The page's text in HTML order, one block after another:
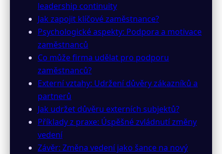
leadership continuity
Jak zapojit klíčové zaměstnance?
Psychologické aspekty: Podpora a motivace
zaměstnanců
Co může firma udělat pro podporu
zaměstnanců?
Externí vztahy: Udržení důvěry zákazníků a
partnerů
Jak udržet důvěru externích subjektů?
Příklady z praxe: Úspěšné zvládnutí změny
vedení
Závěr: Změna vedení jako šance na nový